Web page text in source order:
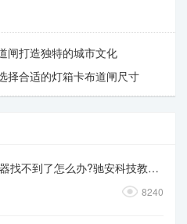
闸打造独特的城市文化
择合适的灯箱卡布道闸尺寸
广告道闸的遥控器找不到了怎么办?驰安科技教你操作
8240